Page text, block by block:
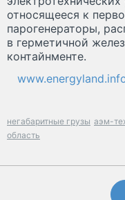
относящееся к
парогенераторы,
в герметичной
контайнменте.
негабаритные грузы аэм-
область